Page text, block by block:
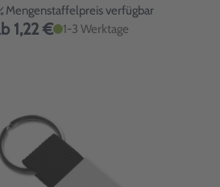
Mengenstaffelpreis verfügbar
1,22 € 1-3 Werktage